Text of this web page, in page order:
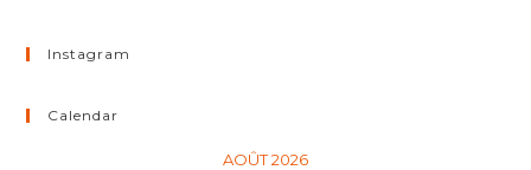
Instagram
Calendar
AOÛT 2026